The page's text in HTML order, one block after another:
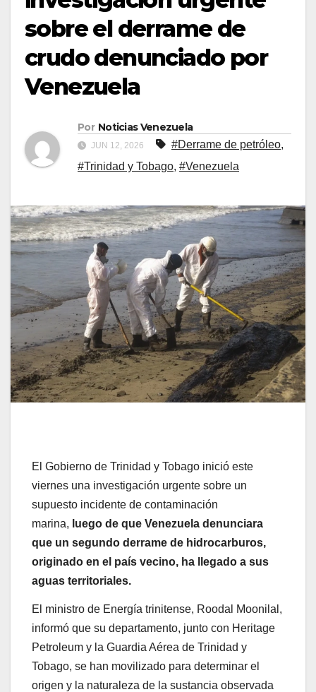
sobre el derrame de
crudo denunciado por
Venezuela
Por Noticias Venezuela
JUN 12, 2026 #Derrame de petróleo,
#Trinidad y Tobago, #Venezuela
El Gobierno de Trinidad y Tobago inició este
viernes una investigación urgente sobre un
supuesto incidente de contaminación
marina, luego de que Venezuela denunciara
que un segundo derrame de hidrocarburos,
originado en el país vecino, ha llegado a sus
aguas territoriales.
El ministro de Energía trinitense, Roodal Moonilal,
informó que su departamento, junto con Heritage
Petroleum y la Guardia Aérea de Trinidad y
Tobago, se han movilizado para determinar el
origen y la naturaleza de la sustancia observada